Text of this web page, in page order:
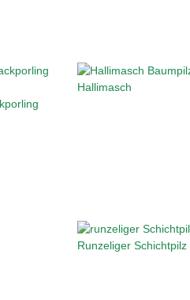
Hallimasch
Runzeliger Schichtpilz